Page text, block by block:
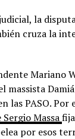
la
cruza la
Mariano
massista
las PASO. Por
Massa
por esos